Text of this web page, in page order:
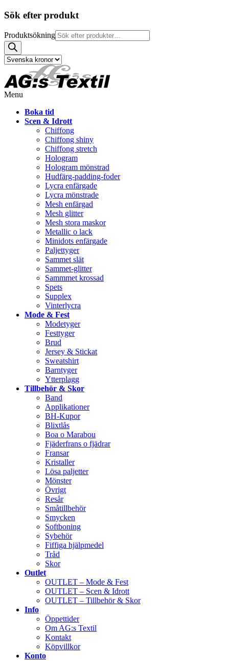
Sök efter produkt
Produktsökning
Menu
Boka tid
Scen & Idrott
Chiffong
Chiffong shiny
Chiffong stretch
Hologram
Hologram mönstrad
Hudfärg-padding-foder
Lycra enfärgade
Lycra mönstrade
Mesh enfärgad
Mesh glitter
Mesh stora maskor
Metallic o lack
Minidots enfärgade
Paljettyger
Sammet slät
Sammet-glitter
Sammmet krossad
Spets
Supplex
Vinterlycra
Mode & Fest
Modetyger
Festtyger
Brud
Jersey & Stickat
Sweatshirt
Barntyger
Ytterplagg
Tillbehör & Skor
Band
Applikationer
BH-Kupor
Blixtlås
Boa o Marabou
Fjäderfrans o fjädrar
Fransar
Kristaller
Lösa paljetter
Mönster
Övrigt
Resår
Småtillbehör
Smycken
Softboning
Sybehör
Fiffiga hjälpmedel
Tråd
Skor
Outlet
OUTLET – Mode & Fest
OUTLET – Scen & Idrott
OUTLET – Tillbehör & Skor
Info
Öppettider
Om AG:s Textil
Kontakt
Köpvillkor
Konto